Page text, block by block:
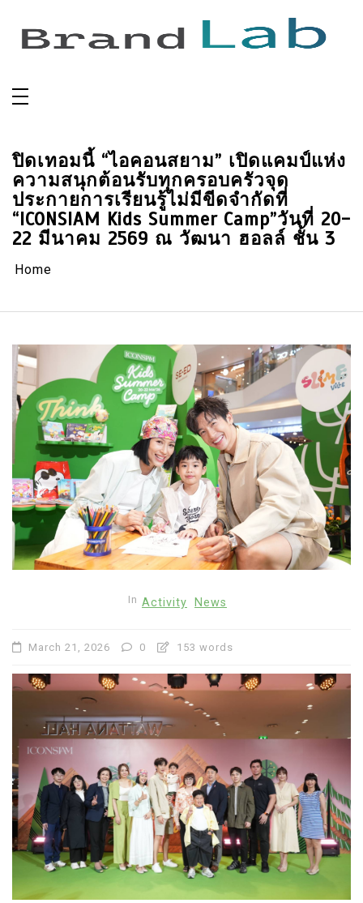
content
ปิดเทอมนี้ “ไอคอนสยาม” เปิดแคมป์แห่ง
ความสนุกต้อนรับทุกครอบครัวจุด
ประกายการเรียนรู้ไม่มีขีดจำกัดที่
“ICONSIAM Kids Summer Camp”วันที่ 20-
22 มีนาคม 2569 ณ วัฒนา ฮอลล์ ชั้น 3
Home
In Activity News
March 21, 2026 0 153 words